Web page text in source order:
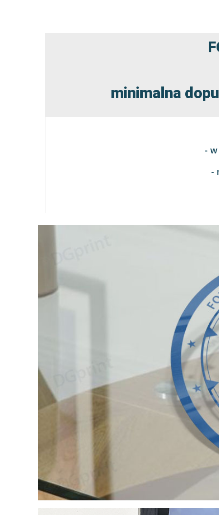
minimalna
-
-